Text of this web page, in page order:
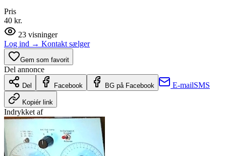
Pris
40 kr.
23 visninger
Log ind → Kontakt sælger
Gem som favorit
Del annonce
Del Facebook BG på Facebook E-mailSMS
Kopiér link
Indrykket af